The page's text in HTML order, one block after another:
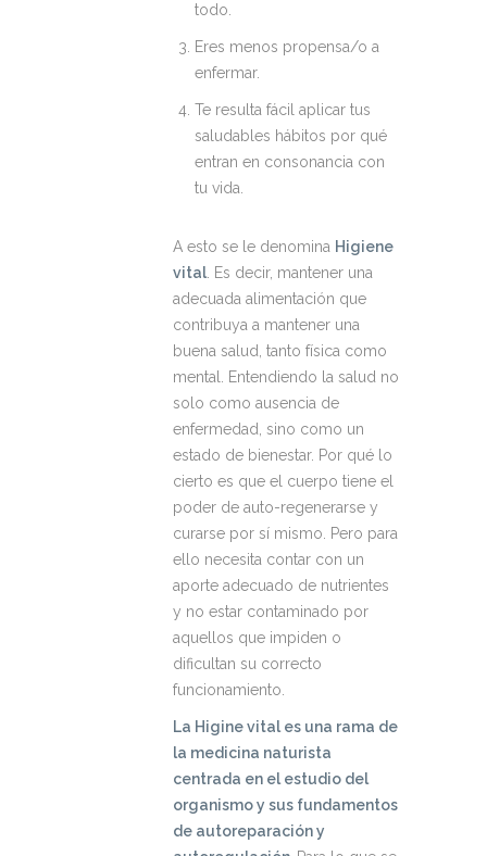
todo.
Eres menos propensa/o a
enfermar.
Te resulta fácil aplicar tus
saludables hábitos por qué
entran en consonancia con
tu vida.
A esto se le denomina Higiene
vital . Es decir, mantener una
adecuada alimentación que
contribuya a mantener una
buena salud, tanto física como
mental. Entendiendo la salud no
solo como ausencia de
enfermedad, sino como un
estado de bienestar. Por qué lo
cierto es que el cuerpo tiene el
poder de auto-regenerarse y
curarse por sí mismo. Pero para
ello necesita contar con un
aporte adecuado de nutrientes
y no estar contaminado por
aquellos que impiden o
dificultan su correcto
funcionamiento.
La Higine vital es una rama de
la medicina naturista
centrada en el estudio del
organismo y sus fundamentos
de autoreparación y